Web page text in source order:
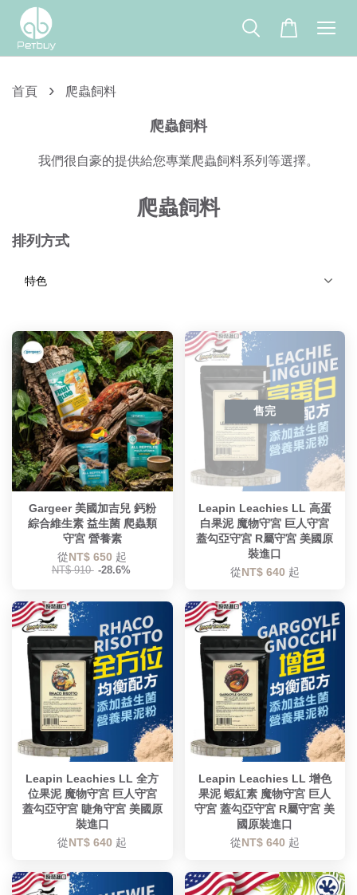
首頁 › 爬蟲飼料
爬蟲飼料
我們很自豪的提供給您專業爬蟲飼料系列等選擇。
爬蟲飼料
排列方式
Gargeer 美國加吉兒 鈣粉
綜合維生素 益生菌 爬蟲類
守宮 營養素
從NT$ 650 起
NT$ 910 -28.6%
售完
Leapin Leachies LL 高蛋
白果泥 魔物守宮 巨人守宮
蓋勾亞守宮 R屬守宮 美國原
裝進口
從NT$ 640 起
Leapin Leachies LL 全方
位果泥 魔物守宮 巨人守宮
蓋勾亞守宮 睫角守宮 美國原
裝進口
從NT$ 640 起
Leapin Leachies LL 增色
果泥 蝦紅素 魔物守宮 巨人
守宮 蓋勾亞守宮 R屬守宮 美
國原裝進口
從NT$ 640 起